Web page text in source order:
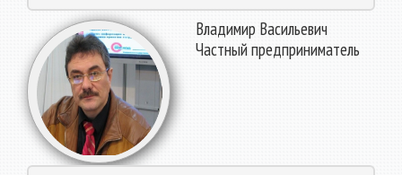
Владимир Васильевич
Частный предприниматель